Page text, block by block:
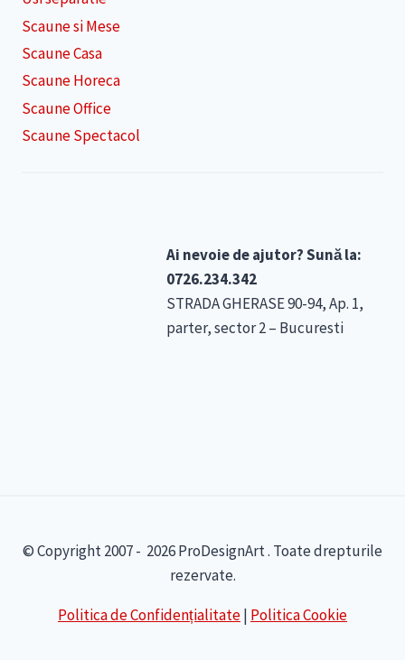
Scaune si Mese
Scaune Casa
Scaune Horeca
Scaune Office
Scaune Spectacol
Ai nevoie de ajutor? Sună la:
0726.234.342
STRADA GHERASE 90-94, Ap. 1,
parter, sector 2 – Bucuresti
© Copyright 2007 - 2026 ProDesignArt . Toate drepturile
rezervate.
Politica de Confidențialitate| Politica Cookie